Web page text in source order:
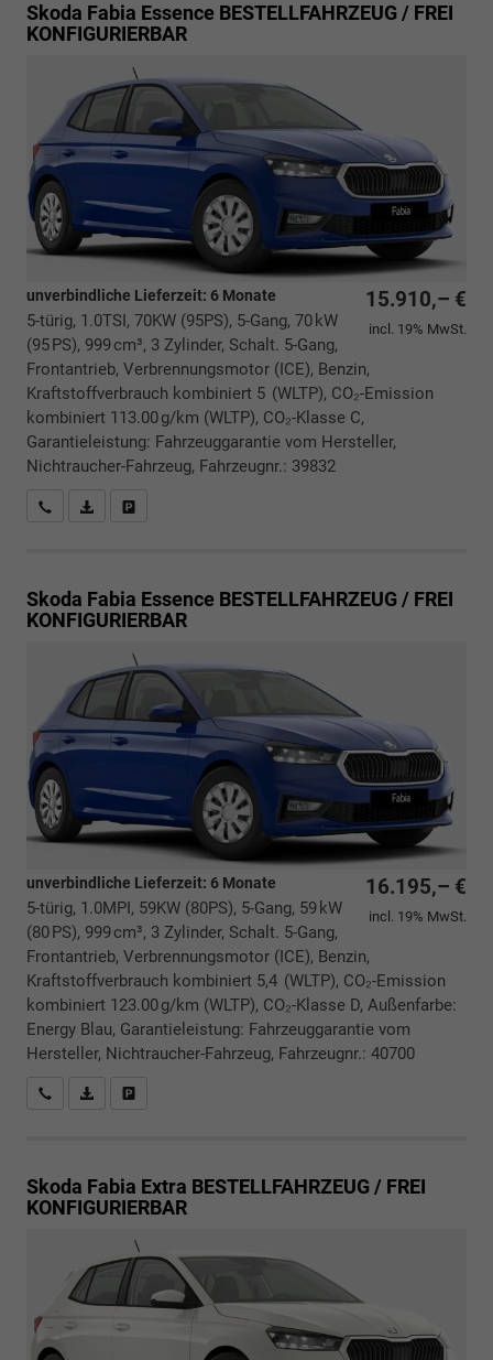
Skoda Fabia Essence BESTELLFAHRZEUG / FREI
KONFIGURIERBAR
15.910,– €
incl. 19% MwSt.
unverbindliche Lieferzeit: 6 Monate
5-türig, 1.0TSI, 70KW (95PS), 5-Gang, 70 kW
(95 PS), 999 cm³, 3 Zylinder, Schalt. 5-Gang,
Frontantrieb, Verbrennungsmotor (ICE), Benzin,
Kraftstoffverbrauch kombiniert 5 (WLTP), CO₂-Emission
kombiniert 113.00 g/km (WLTP), CO₂-Klasse C,
Garantieleistung: Fahrzeuggarantie vom Hersteller,
Nichtraucher-Fahrzeug, Fahrzeugnr.: 39832
Rückrufbitte absenden
PDF-Datei, Fahrzeugexposé drucken
Skoda Fabia Essence BESTELLFAHRZEUG / FREI
KONFIGURIERBAR
16.195,– €
incl. 19% MwSt.
unverbindliche Lieferzeit: 6 Monate
5-türig, 1.0MPI, 59KW (80PS), 5-Gang, 59 kW
(80 PS), 999 cm³, 3 Zylinder, Schalt. 5-Gang,
Frontantrieb, Verbrennungsmotor (ICE), Benzin,
Kraftstoffverbrauch kombiniert 5,4 (WLTP), CO₂-Emission
kombiniert 123.00 g/km (WLTP), CO₂-Klasse D, Außenfarbe:
Energy Blau, Garantieleistung: Fahrzeuggarantie vom
Hersteller, Nichtraucher-Fahrzeug, Fahrzeugnr.: 40700
Rückrufbitte absenden
PDF-Datei, Fahrzeugexposé drucken
Skoda Fabia Extra BESTELLFAHRZEUG / FREI
KONFIGURIERBAR